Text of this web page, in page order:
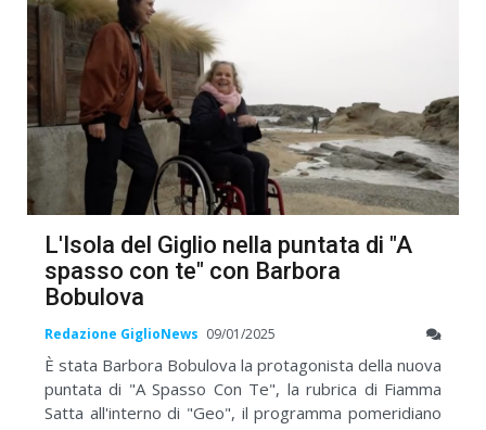
L'Isola del Giglio nella puntata di "A
spasso con te" con Barbora
Bobulova
Redazione GiglioNews 09/01/2025
È stata Barbora Bobulova la protagonista della nuova
puntata di "A Spasso Con Te", la rubrica di Fiamma
Satta all'interno di "Geo", il programma pomeridiano